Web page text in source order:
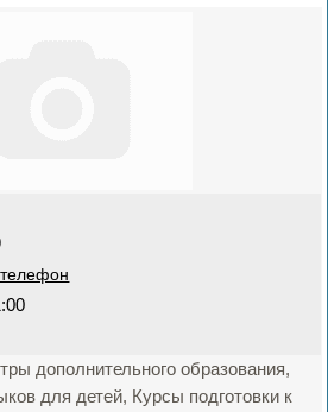
телефон
дополнительного образования,
для детей, Курсы подготовки к